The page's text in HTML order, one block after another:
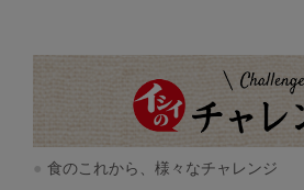
食のこれから、様々なチャレンジ